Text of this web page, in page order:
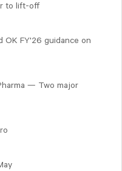
to lift-off
FY'26 guidance on
— Two major